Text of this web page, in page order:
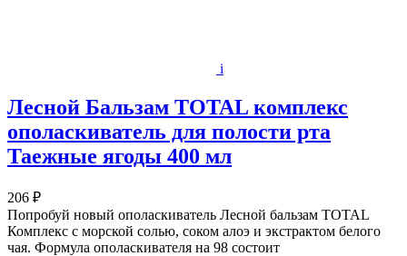
i
Лесной Бальзам TOTAL комплекс
ополаскиватель для полости рта
Таежные ягоды 400 мл
206 ₽
Попробуй новый ополаскиватель Лесной бальзам TOTAL
Комплекс с морской солью, соком алоэ и экстрактом белого
чая. Формула ополаскивателя на 98 состоит